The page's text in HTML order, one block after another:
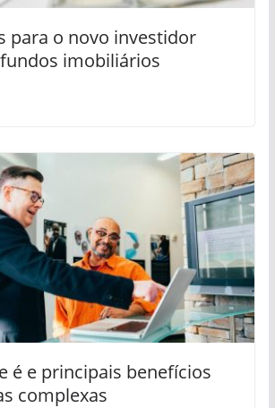
para o novo investidor
imobiliários
é e principais benefícios
complexas